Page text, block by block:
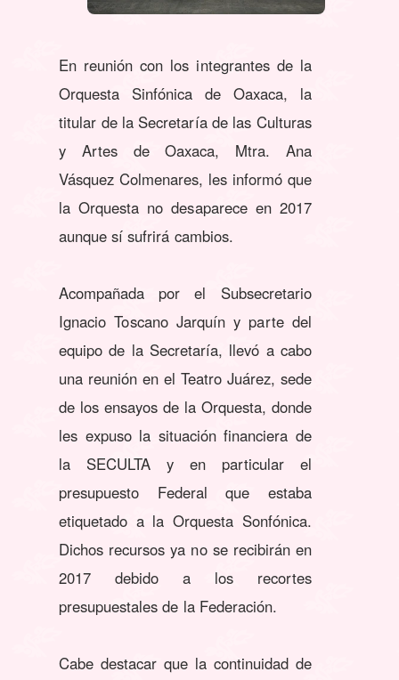
En reunión con los integrantes de la
Orquesta Sinfónica de Oaxaca, la
titular de la Secretaría de las Culturas
y Artes de Oaxaca, Mtra. Ana
Vásquez Colmenares, les informó que
la Orquesta no desaparece en 2017
aunque sí sufrirá cambios.
Acompañada por el Subsecretario
Ignacio Toscano Jarquín y parte del
equipo de la Secretaría, llevó a cabo
una reunión en el Teatro Juárez, sede
de los ensayos de la Orquesta, donde
les expuso la situación financiera de
la SECULTA y en particular el
presupuesto Federal que estaba
etiquetado a la Orquesta Sonfónica.
Dichos recursos ya no se recibirán en
2017 debido a los recortes
presupuestales de la Federación.
Cabe destacar que la continuidad de